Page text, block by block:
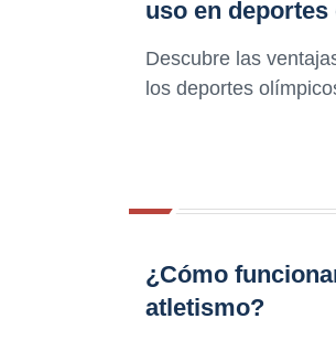
uso en
Descubre las
los deportes
¿Cómo
atletismo?